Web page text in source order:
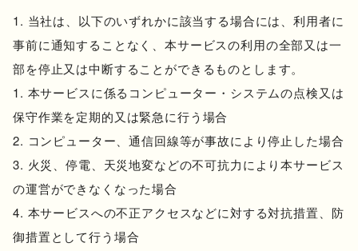
当社は、以下のいずれかに該当する場合には、利用者に
事前に通知することなく、本サービスの利用の全部又は一
部を停止又は中断することができるものとします。
本サービスに係るコンピューター・システムの点検又は
保守作業を定期的又は緊急に行う場合
コンピューター、通信回線等が事故により停止した場合
火災、停電、天災地変などの不可抗力により本サービス
の運営ができなくなった場合
本サービスへの不正アクセスなどに対する対抗措置、防
御措置として行う場合